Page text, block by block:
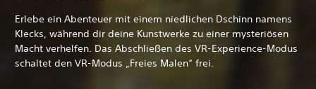
Erlebe ein Abenteuer mit einem niedlichen Dschinn namens
Klecks, während dir deine Kunstwerke zu einer mysteriösen
Macht verhelfen. Das Abschließen des VR-Experience-Modus
schaltet den VR-Modus „Freies Malen“ frei.